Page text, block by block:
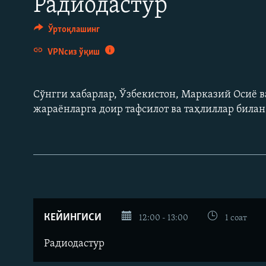
Радиодастур
Ўртоқлашинг
VPNсиз ўқиш
Сўнгги хабарлар, Ўзбекистон, Марказий Осиë
жараëнларга доир тафсилот ва таҳлиллар
КЕЙИНГИСИ 12:00 - 13:00 1 соат
Радиодастур